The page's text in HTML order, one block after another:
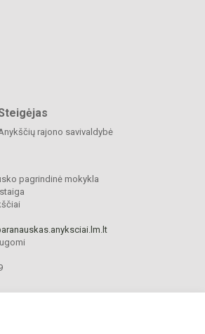
rajono savivaldybė
pagrindinė mokykla